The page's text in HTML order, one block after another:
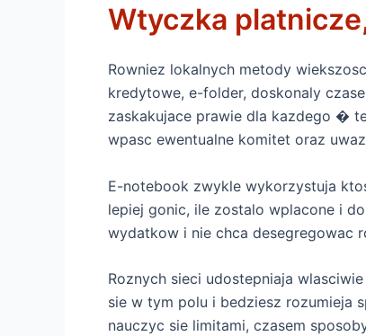
Wtyczka
Rowniez lokalnych metody
kredytowe, e-folder, doskonaly
zaskakujace prawie dla kazdego �
wpasc ewentualne komitet oraz
E-notebook zwykle wykorzystuja
lepiej gonic, ile zostalo wplacone i
wydatkow i nie chca desegregowac
Roznych sieci udostepniaja
sie w tym polu i bedziesz rozumieja
nauczyc sie limitami, czasem